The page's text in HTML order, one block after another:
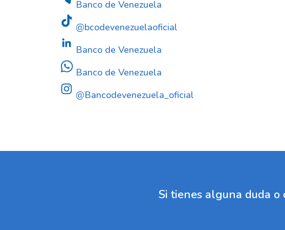
Banco de Venezuela
@bcodevenezuelaoficial
Banco de Venezuela
Banco de Venezuela
@Bancodevenezuela_oficial
Si tienes alguna duda